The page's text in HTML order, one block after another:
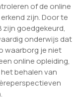
of de online
zijn. Door te
zijn goedgekeurd,
onderwijs dat
waarborg je niet
online opleiding,
behalen van